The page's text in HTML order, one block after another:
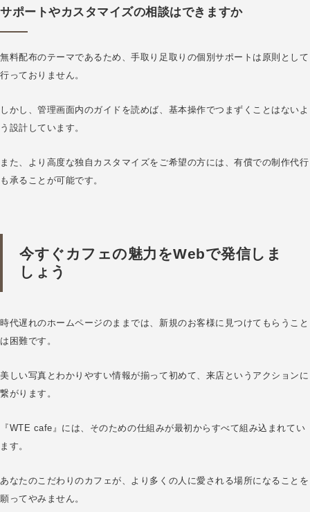
サポートやカスタマイズの相談はできますか
無料配布のテーマであるため、手取り足取りの個別サポートは原則として
行っておりません。
しかし、管理画面内のガイドを読めば、基本操作でつまずくことはないよ
う設計しています。
また、より高度な独自カスタマイズをご希望の方には、有償での制作代行
も承ることが可能です。
今すぐカフェの魅力をWebで発信しま
しょう
時代遅れのホームページのままでは、新規のお客様に見つけてもらうこと
は困難です。
美しい写真とわかりやすい情報が揃って初めて、来店というアクションに
繋がります。
『WTE cafe』には、そのための仕組みが最初からすべて組み込まれてい
ます。
あなたのこだわりのカフェが、より多くの人に愛される場所になることを
願ってやみません。